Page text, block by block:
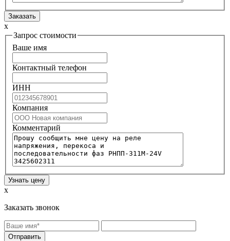
x
Запрос стоимости
Ваше имя
Контактный телефон
ИНН
Компания
Комментарий
x
Заказать звонок
Отправить